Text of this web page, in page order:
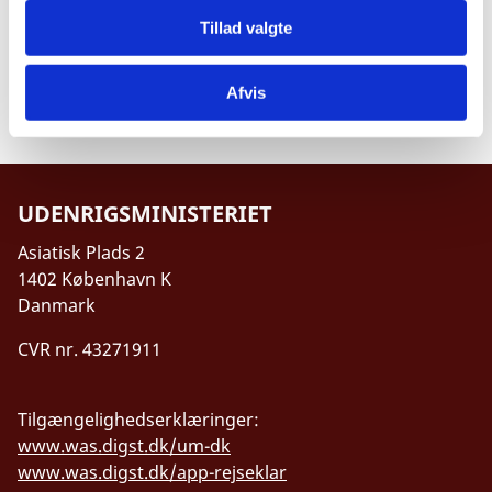
Tillad valgte
Afvis
Konsulatets adresse og kontaktoplysninger:
Oluf Palmes Allé 39, 8200 Århus N
E-mail:mongconsul@proton.me
Åbningstider: Onsdage 10:00-12:00
UDENRIGSMINISTERIET
Asiatisk Plads 2
1402 København K
Danmark
CVR nr. 43271911
Tilgængelighedserklæringer:
www.was.digst.dk/um-dk
www.was.digst.dk/app-rejseklar